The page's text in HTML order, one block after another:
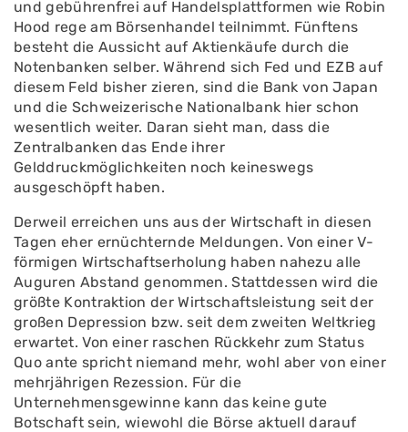
und gebührenfrei auf Handelsplattformen wie Robin
Hood rege am Börsenhandel teilnimmt. Fünftens
besteht die Aussicht auf Aktienkäufe durch die
Notenbanken selber. Während sich Fed und EZB auf
diesem Feld bisher zieren, sind die Bank von Japan
und die Schweizerische Nationalbank hier schon
wesentlich weiter. Daran sieht man, dass die
Zentralbanken das Ende ihrer
Gelddruckmöglichkeiten noch keineswegs
ausgeschöpft haben.
Derweil erreichen uns aus der Wirtschaft in diesen
Tagen eher ernüchternde Meldungen. Von einer V-
förmigen Wirtschaftserholung haben nahezu alle
Auguren Abstand genommen. Stattdessen wird die
größte Kontraktion der Wirtschaftsleistung seit der
großen Depression bzw. seit dem zweiten Weltkrieg
erwartet. Von einer raschen Rückkehr zum Status
Quo ante spricht niemand mehr, wohl aber von einer
mehrjährigen Rezession. Für die
Unternehmensgewinne kann das keine gute
Botschaft sein, wiewohl die Börse aktuell darauf